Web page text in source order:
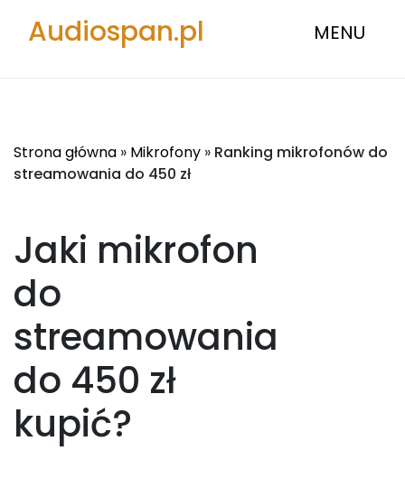
Audiospan.pl MENU
Strona główna » Mikrofony » Ranking mikrofonów do
streamowania do 450 zł
Jaki mikrofon
do
streamowania
do 450 zł
kupić?